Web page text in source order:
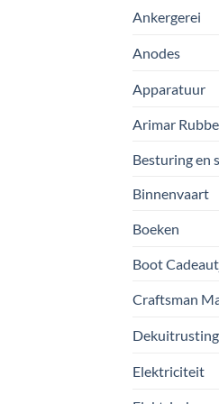
Ankergerei
Anodes
Apparatuur
Arimar
Besturing en
Binnenvaart
Boeken
Boot
Craftsman
Dekuitrusting
Elektriciteit